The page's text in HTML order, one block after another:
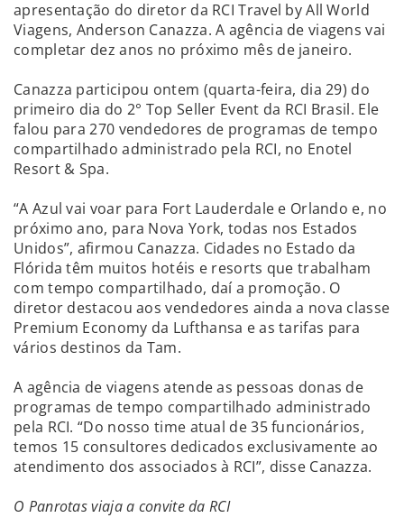
apresentação do diretor da RCI Travel by All World
Viagens, Anderson Canazza. A agência de viagens vai
completar dez anos no próximo mês de janeiro.
Canazza participou ontem (quarta-feira, dia 29) do
primeiro dia do 2° Top Seller Event da RCI Brasil. Ele
falou para 270 vendedores de programas de tempo
compartilhado administrado pela RCI, no Enotel
Resort & Spa.
“A Azul vai voar para Fort Lauderdale e Orlando e, no
próximo ano, para Nova York, todas nos Estados
Unidos”, afirmou Canazza. Cidades no Estado da
Flórida têm muitos hotéis e resorts que trabalham
com tempo compartilhado, daí a promoção. O
diretor destacou aos vendedores ainda a nova classe
Premium Economy da Lufthansa e as tarifas para
vários destinos da Tam.
A agência de viagens atende as pessoas donas de
programas de tempo compartilhado administrado
pela RCI. “Do nosso time atual de 35 funcionários,
temos 15 consultores dedicados exclusivamente ao
atendimento dos associados à RCI”, disse Canazza.
O Panrotas viaja a convite da RCI